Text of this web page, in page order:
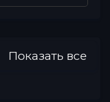
Показать все